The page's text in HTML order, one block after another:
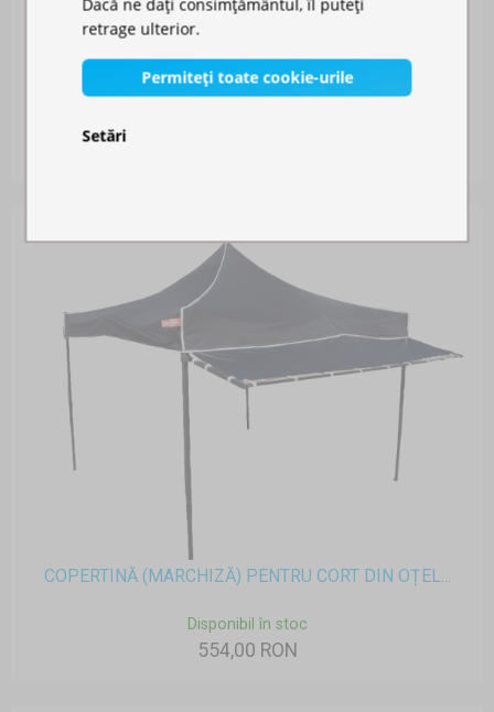
JGHEAB DE CONECTARE
COPERTINĂ (MARCHIZĂ) PENTRU CORT DIN OȚEL...
Disponibil în stoc
554,00 RON
Dacă ne dați consimțământul, îl puteți
retrage ulterior.
Permiteți toate cookie-urile
Setări